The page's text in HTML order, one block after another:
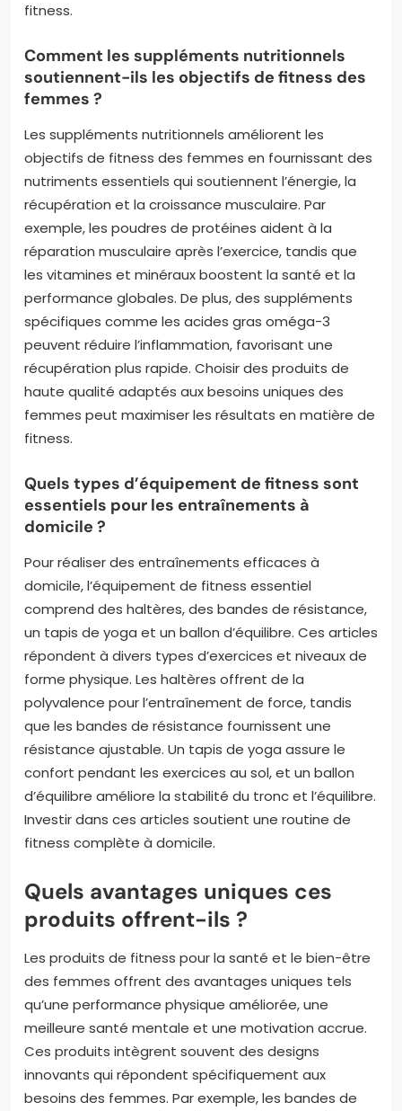
fitness.
Comment les suppléments nutritionnels
soutiennent-ils les objectifs de fitness des
femmes ?
Les suppléments nutritionnels améliorent les
objectifs de fitness des femmes en fournissant des
nutriments essentiels qui soutiennent l’énergie, la
récupération et la croissance musculaire. Par
exemple, les poudres de protéines aident à la
réparation musculaire après l’exercice, tandis que
les vitamines et minéraux boostent la santé et la
performance globales. De plus, des suppléments
spécifiques comme les acides gras oméga-3
peuvent réduire l’inflammation, favorisant une
récupération plus rapide. Choisir des produits de
haute qualité adaptés aux besoins uniques des
femmes peut maximiser les résultats en matière de
fitness.
Quels types d’équipement de fitness sont
essentiels pour les entraînements à
domicile ?
Pour réaliser des entraînements efficaces à
domicile, l’équipement de fitness essentiel
comprend des haltères, des bandes de résistance,
un tapis de yoga et un ballon d’équilibre. Ces articles
répondent à divers types d’exercices et niveaux de
forme physique. Les haltères offrent de la
polyvalence pour l’entraînement de force, tandis
que les bandes de résistance fournissent une
résistance ajustable. Un tapis de yoga assure le
confort pendant les exercices au sol, et un ballon
d’équilibre améliore la stabilité du tronc et l’équilibre.
Investir dans ces articles soutient une routine de
fitness complète à domicile.
Quels avantages uniques ces
produits offrent-ils ?
Les produits de fitness pour la santé et le bien-être
des femmes offrent des avantages uniques tels
qu’une performance physique améliorée, une
meilleure santé mentale et une motivation accrue.
Ces produits intègrent souvent des designs
innovants qui répondent spécifiquement aux
besoins des femmes. Par exemple, les bandes de